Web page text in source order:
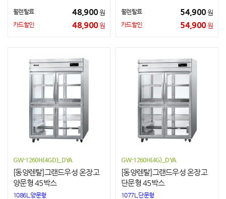
월렌탈료 48,900원
카드할인 48,900원
월렌탈료 54,900원
카드할인 54,900원
GW-1260H(4GD)_DYA
[동양렌탈]그랜드우성 온장고
양문형 45박스
1086L,양문형
GW-1260H(4G)_DYA
[동양렌탈]그랜드우성 온장고
단문형 45박스
1077L,단문형